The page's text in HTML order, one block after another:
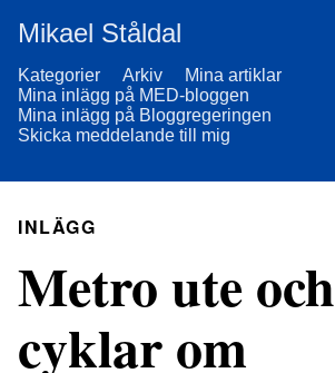
Mikael Ståldal
Kategorier Arkiv
Mina artiklar
Mina inlägg på MED-bloggen
Mina inlägg på Bloggregeringen
Skicka meddelande till mig
INLÄGG
Metro ute och
cyklar om